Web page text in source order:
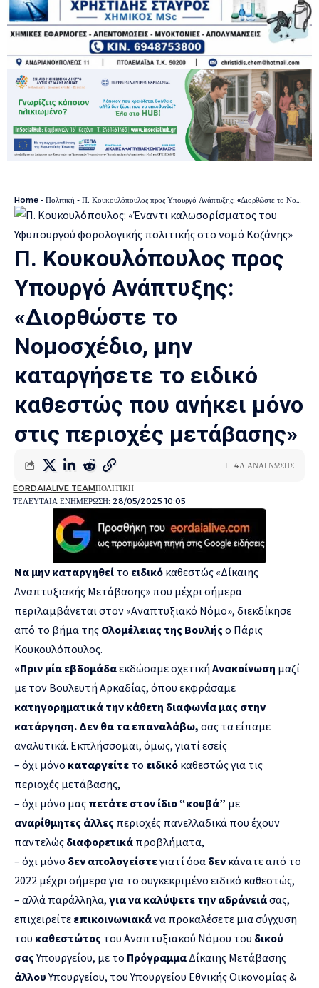
Home - Πολιτική - Π. Κουκουλόπουλος προς Υπουργό Ανάπτυξης: «Διορθώστε το Νομοσχέδιο, μην καταργήσετε το ειδικό καθεστώς που ανήκει μόνο στις περιοχές μετάβασης»
Π. Κουκουλόπουλος προς
Υπουργό Ανάπτυξης:
«Διορθώστε το
Νομοσχέδιο, μην
καταργήσετε το ειδικό
καθεστώς που ανήκει μόνο
στις περιοχές μετάβασης»
ΤΕΛΕΥΤΑΙΑ ΕΝΗΜΕΡΩΣΗ: 28/05/2025 10:05
EORDAIALIVE TEAMΠΟΛΙΤΙΚΗ
4Λ ΑΝΑΓΝΩΣΗΣ
Να μην καταργηθεί το ειδικό καθεστώς «Δίκαιης
Αναπτυξιακής Μετάβασης» που μέχρι σήμερα
περιλαμβάνεται στον «Αναπτυξιακό Νόμο», διεκδίκησε
από το βήμα της Ολομέλειας της Βουλής ο Πάρις
Κουκουλόπουλος.
«Πριν μία εβδομάδαεκδώσαμε σχετική Ανακοίνωση μαζί
με τον Βουλευτή Αρκαδίας, όπου εκφράσαμε
κατηγορηματικά την κάθετη διαφωνία μας στην
κατάργηση. Δεν θα τα επαναλάβω, σας τα είπαμε
αναλυτικά. Εκπλήσσομαι, όμως, γιατί εσείς
– όχι μόνο καταργείτε το ειδικό καθεστώς για τις
περιοχές μετάβασης,
– όχι μόνο μας πετάτε στον ίδιο “κουβά” με
αναρίθμητες άλλες περιοχές πανελλαδικά που έχουν
παντελώς διαφορετικά προβλήματα,
– όχι μόνο δεν απολογείστεγιατί όσα δεν κάνατε από το
2022 μέχρι σήμερα για το συγκεκριμένο ειδικό καθεστώς,
– αλλά παράλληλα, για να καλύψετε την αδράνειάσας,
επιχειρείτε επικοινωνιακάνα προκαλέσετε μια σύγχυση
του καθεστώτος του Αναπτυξιακού Νόμου του δικού
σαςΥπουργείου, με το Πρόγραμμα Δίκαιης Μετάβασης
άλλουΥπουργείου, του Υπουργείου Εθνικής Οικονομίας &